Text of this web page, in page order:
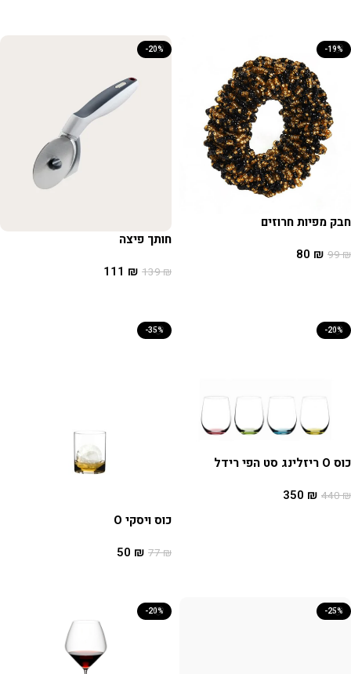
-19%
חבק מפיות חרוזים
99₪
80 ₪
-20%
חותך פיצה
139₪
111 ₪
-20%
כוס O ריזלינג סט הפי רידל
440₪
350 ₪
-35%
כוס ויסקי O
77₪
50 ₪
-25%
-20%